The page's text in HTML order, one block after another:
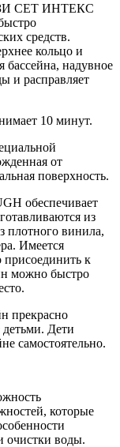
СЕТ ИНТЕКС
средств.
кольцо и
бассейна, надувное
и расправляет
10 минут.
от
поверхность.
обеспечивает
из
плотного винила,
Имеется
к
можно быстро
прекрасно
детьми. Дети
самостоятельно.
которые
очистки воды.